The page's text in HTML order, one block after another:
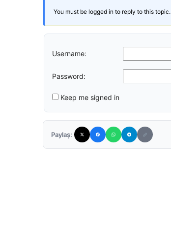
You must be logged in to reply to this topic.
Username:
Password:
Keep me signed in
Paylaş: